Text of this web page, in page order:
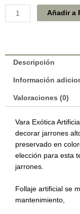
Vara
Exótica
Purpura
Altura
20319
Añadir a
Descripción
Información
Valoraciones (0)
Vara Exótica
decorar jarrones
preservado en
elección para esta
jarrones.
Follaje artificial se
mantenimiento,